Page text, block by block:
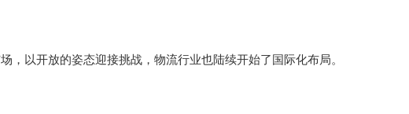
，以开放的姿态迎接挑战，物流行业也陆续开始了国际化布局。